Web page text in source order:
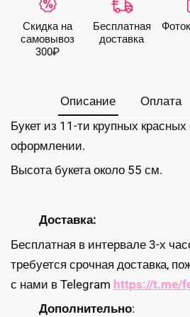
Скидка на
самовывоз
300₽
Бесплатная
доставка
Описание Оплата
Букет из 11-ти крупных
оформлении.
Высота букета около 55 см.
Доставка:
Бесплатная в интервале 3-х
требуется срочная доставка,
с нами в Telegram https://t.me/
Дополнительно: